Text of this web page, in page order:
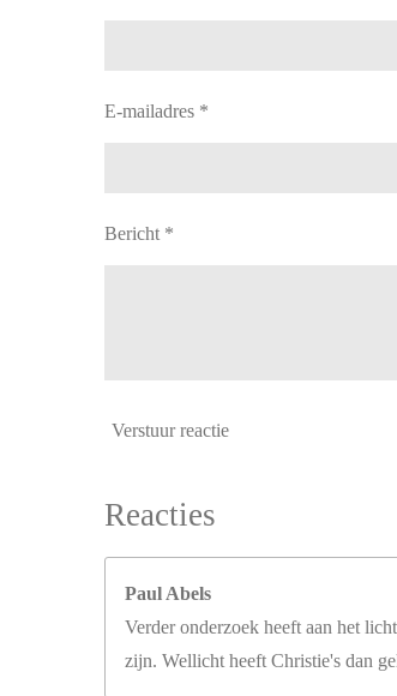
E-mailadres *
Bericht *
Verstuur reactie
Reacties
Paul Abels
Verder onderzoek heeft aan het
zijn. Wellicht heeft Christie's dan